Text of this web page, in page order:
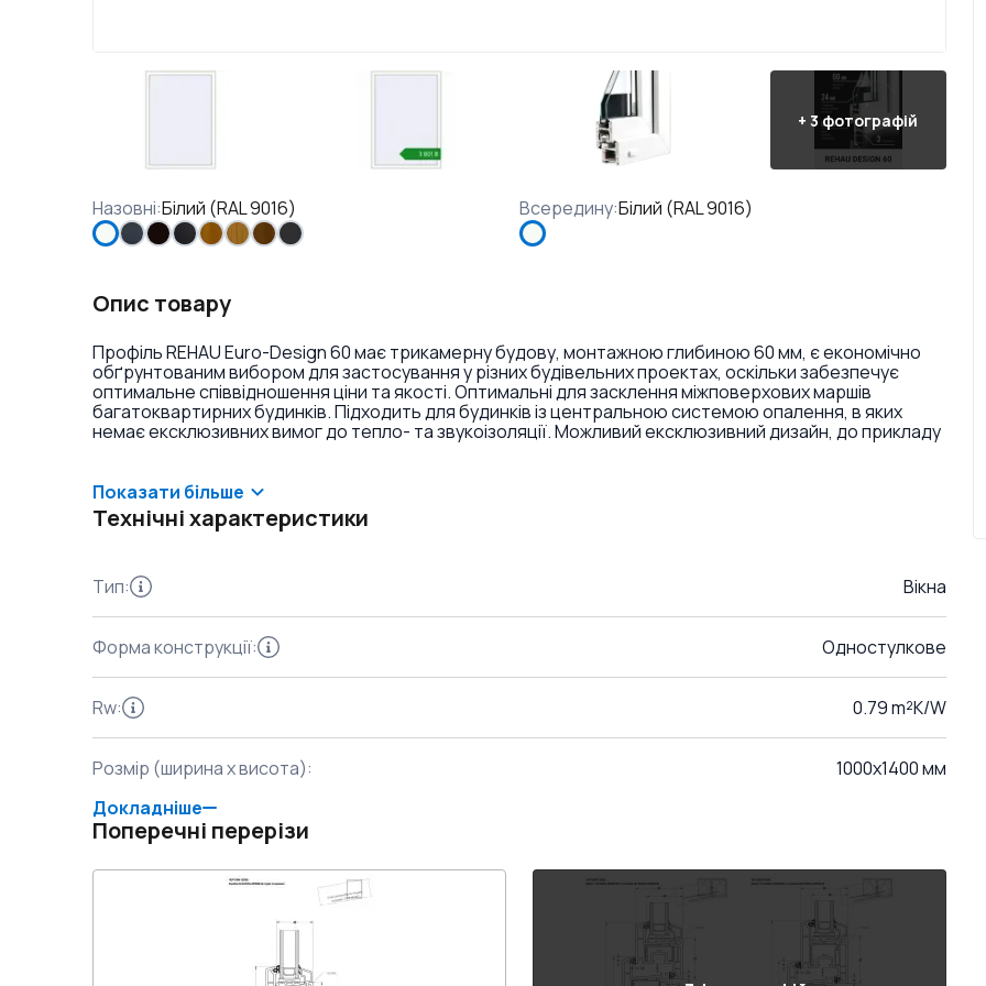
+3 фотографій
Назовні:Білий (RAL 9016) Всередину:Білий (RAL 9016)
Опис товару
Профіль REHAU Euro-Design 60 має трикамерну будову, монтажною глибиною 60 мм, є економічно
обґрунтованим вибором для застосування у різних будівельних проектах, оскільки забезпечує
оптимальне співвідношення ціни та якості. Оптимальні для засклення міжповерхових маршів
багатоквартирних будинків. Підходить для будинків із центральною системою опалення, в яких
немає ексклюзивних вимог до тепло- та звукоізоляції. Можливий ексклюзивний дизайн, до прикладу
Показати більше
Технічні характеристики
Тип: Вікна
Форма конструкції: Одностулкове
Rw: 0.79 m²K/W
Розмір (ширина x висота):
1000x1400 мм
Докладніше
Поперечні перерізи